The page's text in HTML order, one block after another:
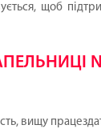
щоб
вищу